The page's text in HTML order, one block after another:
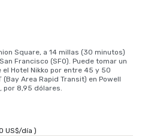
Square, a 14 millas (30 minutos)
Francisco (SFO). Puede tomar un
Hotel Nikko por entre 45 y 50
Area Rapid Transit) en Powell
por 8,95 dólares.
US$/día )